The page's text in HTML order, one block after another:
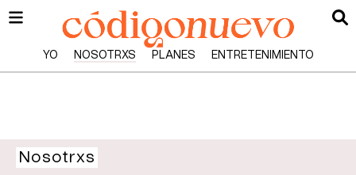
YO NOSOTRXS PLANES ENTRETENIMIENTO
Nosotrxs